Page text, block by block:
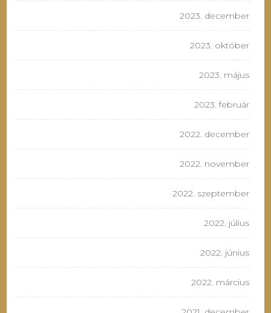
2023. december
2023. október
2023. május
2023. február
2022. december
2022. november
2022. szeptember
2022. július
2022. június
2022. március